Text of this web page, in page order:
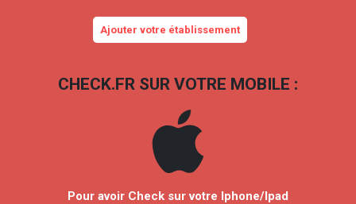
Ajouter votre établissement
CHECK.FR SUR VOTRE MOBILE :
Pour avoir Check sur votre Iphone/Ipad